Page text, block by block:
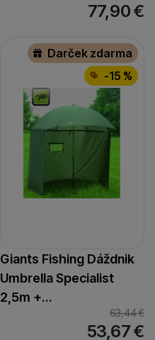
77,90€
Darček zdarma
-15 %
Giants Fishing Dáždnik
Umbrella Specialist
2,5m +…
63,44€
53,67€